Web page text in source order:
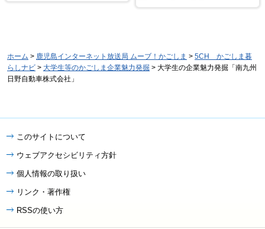
ホーム > 鹿児島インターネット放送局 ムーブ！かごしま > 5CH かごしま暮
らしナビ > 大学生等のかごしま企業魅力発掘 > 大学生の企業魅力発掘「南九州
日野自動車株式会社」
このサイトについて
ウェブアクセシビリティ方針
個人情報の取り扱い
リンク・著作権
RSSの使い方